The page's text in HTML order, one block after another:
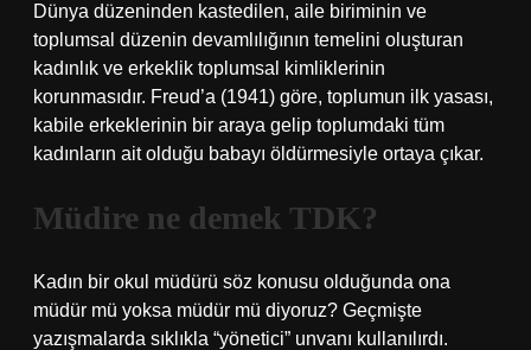
Dünya düzeninden kastedilen, aile biriminin ve
toplumsal düzenin devamlılığının temelini oluşturan
kadınlık ve erkeklik toplumsal kimliklerinin
korunmasıdır. Freud’a (1941) göre, toplumun ilk yasası,
kabile erkeklerinin bir araya gelip toplumdaki tüm
kadınların ait olduğu babayı öldürmesiyle ortaya çıkar.
Müdire ne demek TDK?
Kadın bir okul müdürü söz konusu olduğunda ona
müdür mü yoksa müdür mü diyoruz? Geçmişte
yazışmalarda sıklıkla “yönetici” unvanı kullanılırdı.